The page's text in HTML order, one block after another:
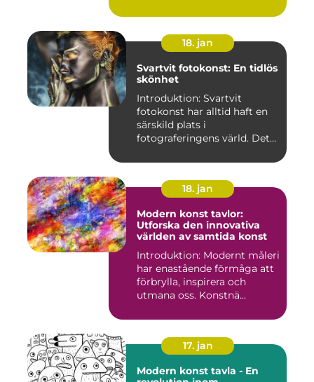
18. jan
Svartvit fotokonst: En tidlös
skönhet
Introduktion: Svartvit
fotokonst har alltid haft en
särskild plats i
fotograferingens värld. Det
18. jan
Modern konst tavlor:
Utforska den innovativa
världen av samtida konst
Introduktion: Modernt måleri
har enastående förmåga att
förbrylla, inspirera och
utmana oss. Konstnä...
17. jan
Modern konst tavla - En